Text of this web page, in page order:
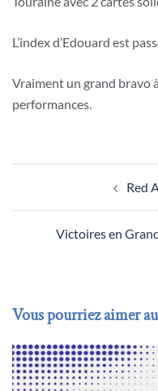
L’index d’Edouard est
Vraiment un grand bravo
performances.
Red
Victoires en
Vous pourriez aimer